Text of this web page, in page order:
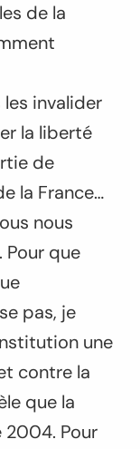
de la
invalider
la liberté
de
la France…
nous
Pour que
pas, je
une
contre la
que la
2004. Pour